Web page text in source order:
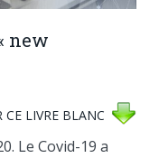
new
CE LIVRE BLANC
Le Covid-19 a